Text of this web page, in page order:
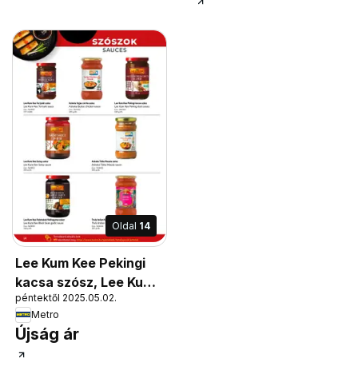
Oldal 14
Lee Kum Kee Pekingi
kacsa szósz, Lee Kum
Kee Peking duck sauce
péntektől 2025.05.02.
Metro
Újság ár